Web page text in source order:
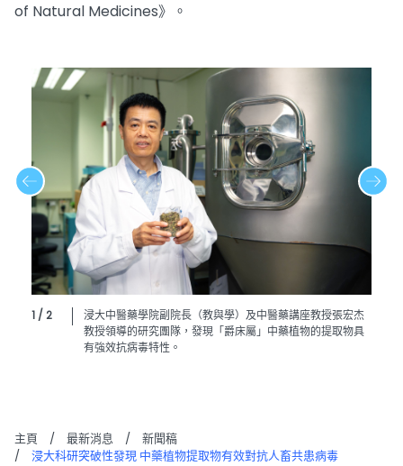
of Natural Medicines》。
1 / 2
浸大中醫藥學院副院長（教與學）及中醫藥講座教授張宏杰
教授領導的研究團隊，發現「爵床屬」中藥植物的提取物具
有強效抗病毒特性。
主頁 / 最新消息 /
新聞稿
/
浸大科研突破性發現 中藥植物提取物有效對抗人畜共患病毒